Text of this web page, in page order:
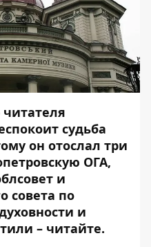
судьба
он отослал три
ОГА,
и
совета по
и
– читайте.